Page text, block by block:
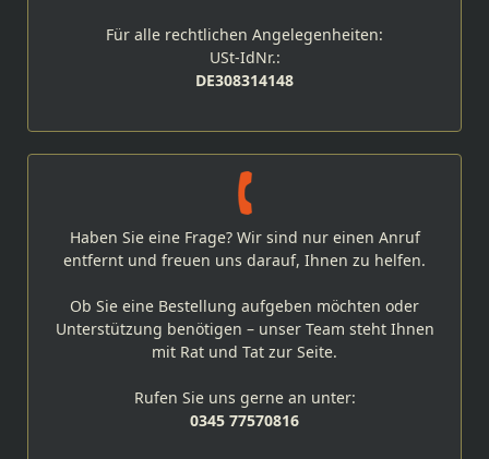
Für alle rechtlichen Angelegenheiten:
USt-IdNr.:
DE308314148
Haben Sie eine Frage? Wir sind nur einen Anruf
entfernt und freuen uns darauf, Ihnen zu helfen.
Ob Sie eine Bestellung aufgeben möchten oder
Unterstützung benötigen – unser Team steht Ihnen
mit Rat und Tat zur Seite.
Rufen Sie uns gerne an unter:
0345 77570816